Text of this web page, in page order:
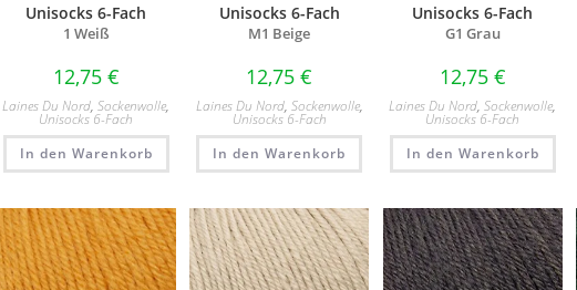
Unisocks 6-Fach
1 Weiß​
12,75 €
Laines Du Nord,Sockenwolle,
Unisocks 6-Fach
In den Warenkorb
Unisocks 6-Fach
M1 Beige
12,75€
Laines Du Nord, Sockenwolle,
Unisocks 6-Fach
In den Warenkorb
Unisocks 6-Fach
G1 Grau
12,75 €
Laines Du Nord,Sockenwolle,
Unisocks 6-Fach
In den Warenkorb